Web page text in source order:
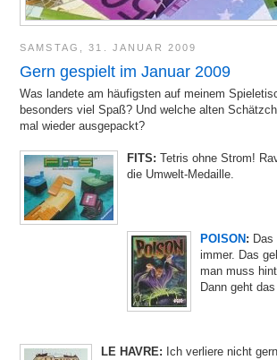
SAMSTAG, 31. JANUAR 2009
Gern gespielt im Januar 2009
Was landete am häufigsten auf meinem
besonders viel Spaß? Und welche alten
mal wieder ausgepackt?
FITS: Tetris ohne Strom!
die Umwelt-Medaille.
POISON :
immer. Das
man muss
Dann geht
LE HAVRE: Ich verliere nicht